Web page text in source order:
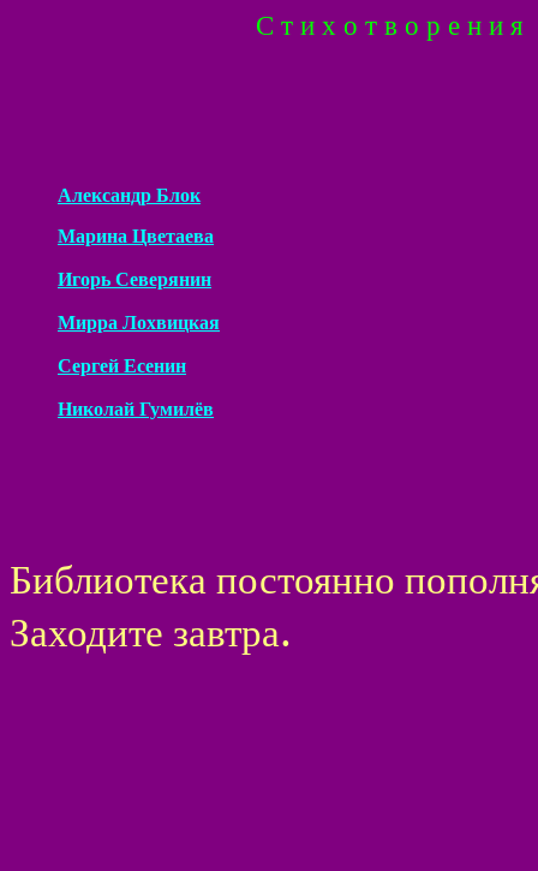
С т и х о т в о р е н
Александр Блок
Марина Цветаева
Игорь Северянин
Мирра Лохвицкая
Сергей Есенин
Николай Гумилёв
Библиотека постоянно
Заходите завтра.